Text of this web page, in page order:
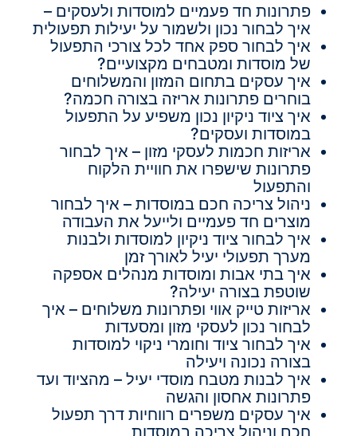
פתרונות חד פעמיים למוסדות ולעסקים –
איך לבחור נכון ולשמור על יעילות תפעולית
איך לבחור ספק אחד לכל צורכי התפעול
של מוסדות ומטבחים מקצועיים?
איך עסקים בתחום המזון והמשלוחים
בוחרים פתרונות אריזה בצורה חכמה?
איך ציוד ניקיון נכון משפיע על התפעול
במוסדות ועסקים?
אריזות חכמות לעסקי מזון – איך לבחור
פתרונות שישפרו את חוויית הלקוח
והתפעול
ניהול צריכה חכם במוסדות – איך לבחור
מוצרים חד פעמיים ולייעל את העבודה
איך לבחור ציוד ניקיון למוסדות ולבנות
מערך תפעולי יעיל לאורך זמן
איך בתי אבות ומוסדות מנהלים אספקה
שוטפת בצורה יעילה?
אריזות טייק אווי ופתרונות משלוחים – איך
לבחור נכון לעסקי מזון ומסעדות
איך לבחור ציוד וחומרי ניקוי למוסדות
בצורה נכונה ויעילה
איך לבנות מטבח מוסדי יעיל – מהציוד ועד
פתרונות אחסון והגשה
איך עסקים משפרים רווחיות דרך תפעול
חכם וניהול צריכה במוסדות